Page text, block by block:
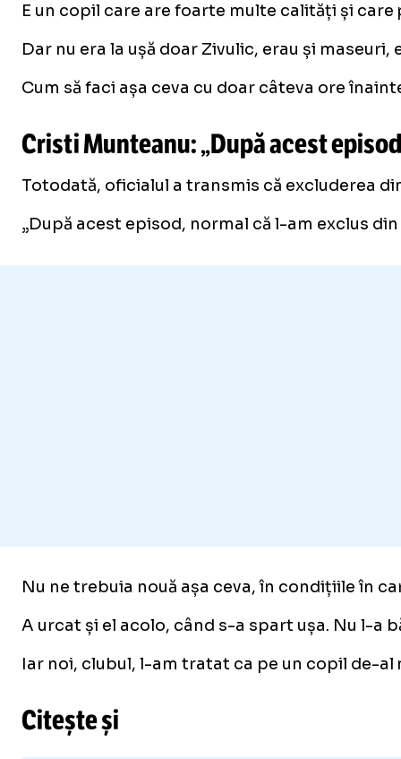
E un copil care are foarte multe calități și
Dar nu era la ușă doar Zivulic, erau și
Cum să faci așa ceva cu doar câteva ore
Cristi Munteanu: „După acest
Totodată, oficialul a transmis că excluderea
„După acest episod, normal că l-am exclus
Nu ne trebuia nouă așa ceva, în condițiile în
A urcat și el acolo, când s-a spart ușa. Nu l-a
Iar noi, clubul, l-am tratat ca pe un copil de-al
Citește și